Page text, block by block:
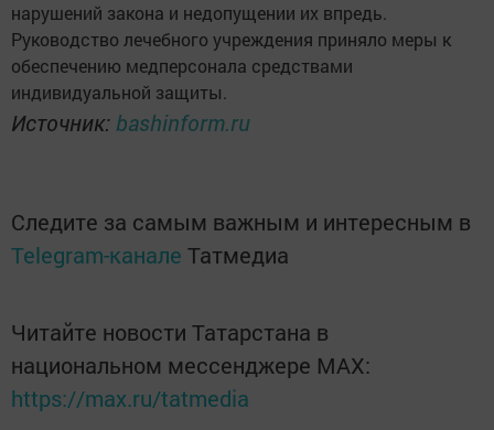
нарушений закона и недопущении их впредь.
Руководство лечебного учреждения приняло меры к
обеспечению медперсонала средствами
индивидуальной защиты.
Источник: bashinform.ru
Следите за самым важным и интересным в
Telegram-канале Татмедиа
Читайте новости Татарстана в
национальном мессенджере MАХ:
https://max.ru/tatmedia